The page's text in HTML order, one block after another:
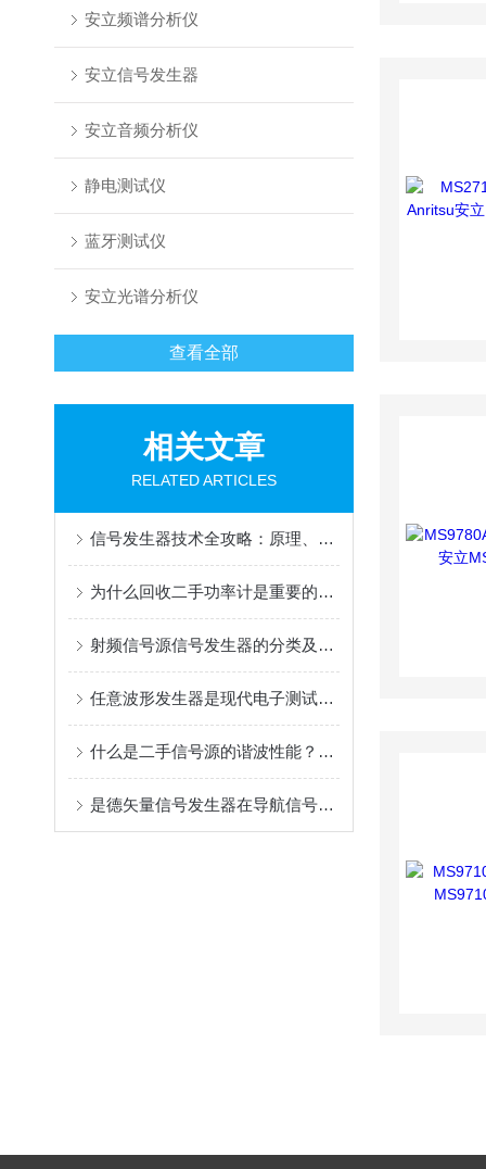
安立频谱分析仪
安立信号发生器
安立音频分析仪
静电测试仪
蓝牙测试仪
安立光谱分析仪
查看全部
相关文章
RELATED ARTICLES
信号发生器技术全攻略：原理、分类与应用
为什么回收二手功率计是重要的环保行动？
射频信号源信号发生器的分类及作用
任意波形发生器是现代电子测试与测量领域重要的工具之一
什么是二手信号源的谐波性能？你了解多少
是德矢量信号发生器在导航信号模拟中的重要性